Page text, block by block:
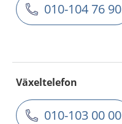
010-104 76 90
Växeltelefon
010-103 00 00